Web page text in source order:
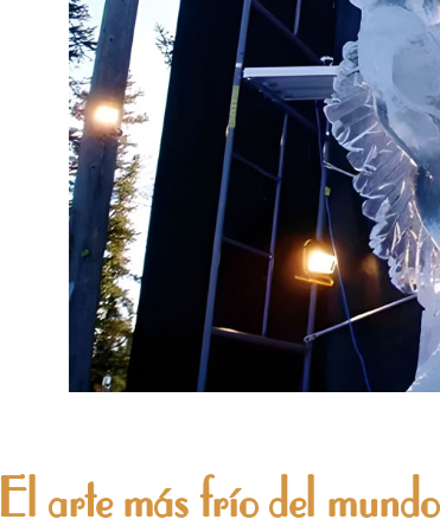
El arte más frío del mundo